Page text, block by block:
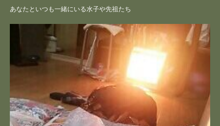
あなたといつも一緒にいる水子や先祖たち